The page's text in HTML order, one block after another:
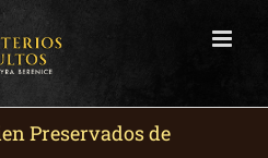
Preservados de